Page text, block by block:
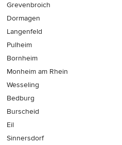
Grevenbroich
Dormagen
Langenfeld
Pulheim
Bornheim
Monheim am Rhein
Wesseling
Bedburg
Burscheid
Eil
Sinnersdorf